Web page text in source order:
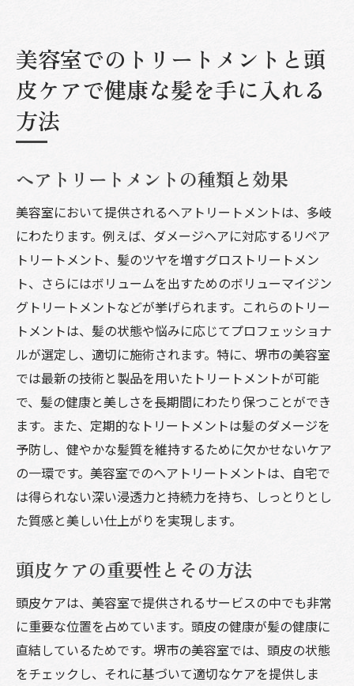
美容室でのトリートメントと頭
皮ケアで健康な髪を手に入れる
方法
ヘアトリートメントの種類と効果
美容室において提供されるヘアトリートメントは、多岐
にわたります。例えば、ダメージヘアに対応するリペア
トリートメント、髪のツヤを増すグロストリートメン
ト、さらにはボリュームを出すためのボリューマイジン
グトリートメントなどが挙げられます。これらのトリー
トメントは、髪の状態や悩みに応じてプロフェッショナ
ルが選定し、適切に施術されます。特に、堺市の美容室
では最新の技術と製品を用いたトリートメントが可能
で、髪の健康と美しさを長期間にわたり保つことができ
ます。また、定期的なトリートメントは髪のダメージを
予防し、健やかな髪質を維持するために欠かせないケア
の一環です。美容室でのヘアトリートメントは、自宅で
は得られない深い浸透力と持続力を持ち、しっとりとし
た質感と美しい仕上がりを実現します。
頭皮ケアの重要性とその方法
頭皮ケアは、美容室で提供されるサービスの中でも非常
に重要な位置を占めています。頭皮の健康が髪の健康に
直結しているためです。堺市の美容室では、頭皮の状態
をチェックし、それに基づいて適切なケアを提供しま